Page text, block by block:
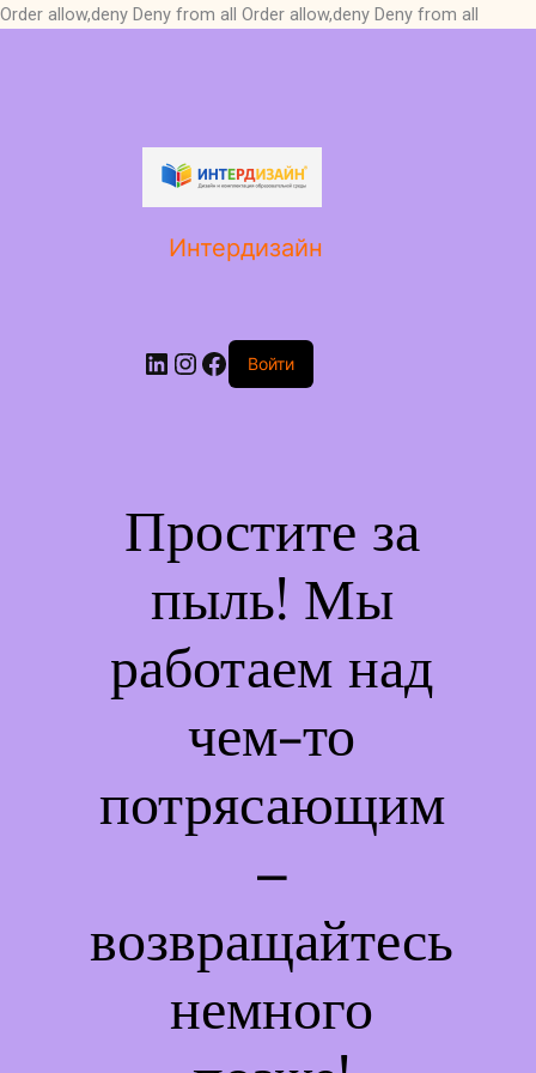
Order allow,deny Deny from all Order allow,deny Deny from all
Интердизайн
LinkedIn
Instagram
Facebook
Войти
Простите за
пыль! Мы
работаем над
чем-то
потрясающим
–
возвращайтесь
немного